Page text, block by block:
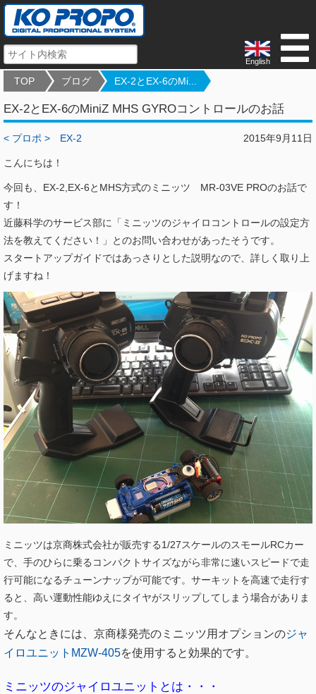
English
TOP ブログ EX-2とEX-6のMi...
EX-2とEX-6のMiniZ MHS GYROコントロールのお話
2015年9月11日
< プロポ > EX-2
こんにちは！
今回も、EX-2,EX-6とMHS方式のミニッツ MR-03VE PROのお話で
す！
近藤科学のサービス部に「ミニッツのジャイロコントロールの設定方
法を教えてください！」とのお問い合わせがあったそうです。
スタートアップガイドではあっさりとした説明なので、詳しく取り上
げますね！
ミニッツは京商株式会社が販売する1/27スケールのスモールRCカー
で、手のひらに乗るコンパクトサイズながら非常に速いスピードで走
行可能になるチューンナップが可能です。サーキットを高速で走行す
ると、高い運動性能ゆえにタイヤがスリップしてしまう場合がありま
す。
そんなときには、京商様発売のミニッツ用オプションのジャ
イロユニットMZW-405を使用すると効果的です。
ミニッツのジャイロユニットとは・・・